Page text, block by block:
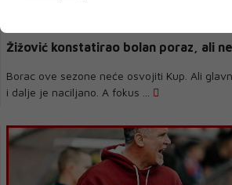
Žižović konstatirao bolan poraz, ali
Borac ove sezone neće osvojiti Kup. Ali
i dalje je naciljano. A fokus ...